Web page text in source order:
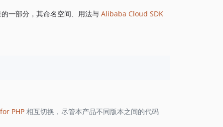
1.8.842
1.8.834
一部分，其命名空间、用法与 Alibaba Cloud SDK
PHP相互切换，尽管本产品不同版本之间的代码